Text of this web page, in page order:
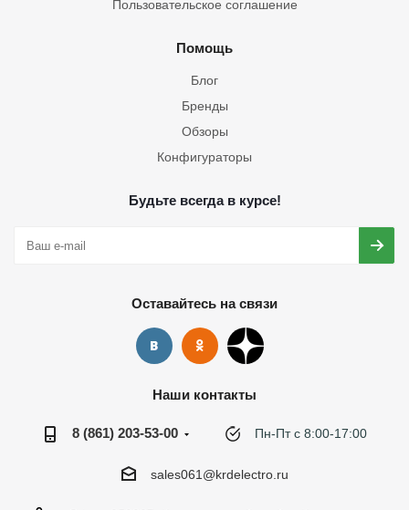
Пользовательское соглашение
Помощь
Блог
Бренды
Обзоры
Конфигураторы
Будьте всегда в курсе!
Оставайтесь на связи
Наши контакты
8 (861) 203-53-00 Пн-Пт с 8:00-17:00
sales061@krdelectro.ru